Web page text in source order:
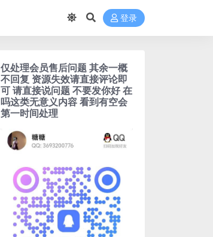
登录
仅处理会员售后问题 其余一概
不回复 资源失效请直接评论即
可 请直接说问题 不要发你好 在
吗这类无意义内容 看到有空会
第一时间处理